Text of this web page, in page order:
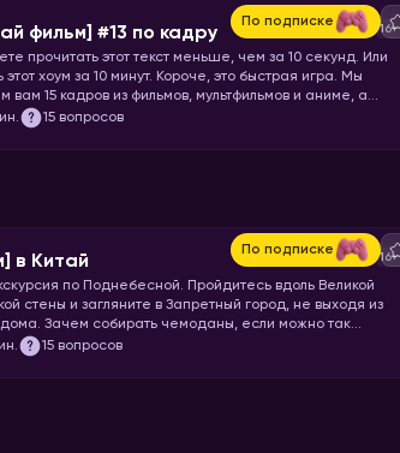
По подписке
фильм] #13 по кадру 16+
прочитать этот текст меньше, чем за 10 секунд. Или
этот хоум за 10 минут. Короче, это быстрая игра. Мы
вам 15 кадров из фильмов, мультфильмов и аниме, а
– угадать, откуда кадр.
15 вопросов
По подписке
в Китай 16+
по Поднебесной. Пройдитесь вдоль Великой
стены и загляните в Запретный город, не выходя из
дома. Зачем собирать чемоданы, если можно так
Шанхай и Пекин? Вспоминайте свой любимый
15 вопросов